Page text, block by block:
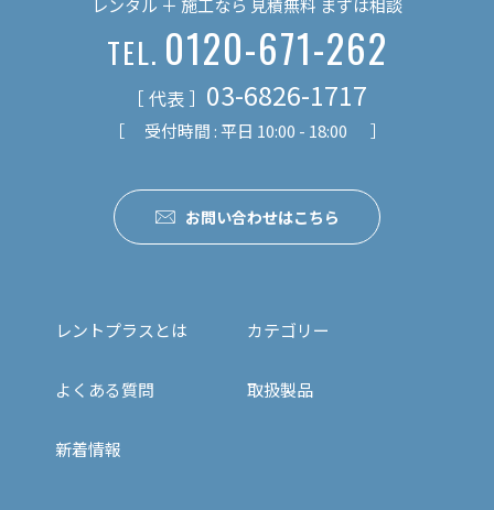
レンタル ＋ 施工なら 見積無料 まずは相談
TEL. 0120-671-262
［ 代表 ］ 03-6826-1717
［ 受付時間 : 平日 10:00 - 18:00 ］
お問い合わせはこちら
レントプラスとは カテゴリー
よくある質問 取扱製品
新着情報